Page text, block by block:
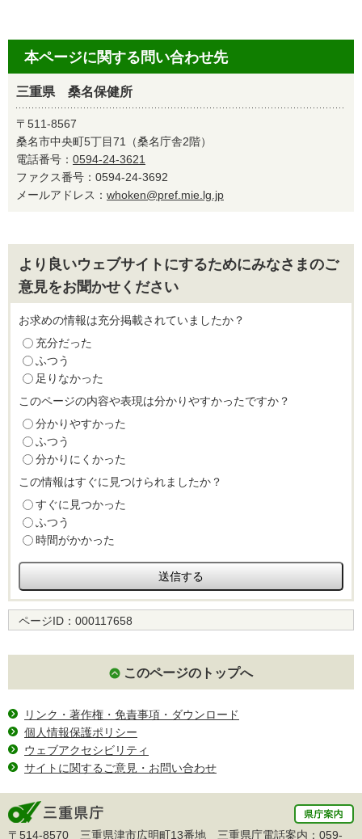
本ページに関する問い合わせ先
三重県 桑名保健所
〒511-8567
桑名市中央町5丁目71（桑名庁舎2階）
電話番号： 0594-24-3621
ファクス番号：0594-24-3692
メールアドレス： whoken@pref.mie.lg.jp
より良いウェブサイトにするためにみなさまのご
意見をお聞かせください
お求めの情報は充分掲載されていましたか？
充分だった
ふつう
足りなかった
このページの内容や表現は分かりやすかったですか？
分かりやすかった
ふつう
分かりにくかった
この情報はすぐに見つけられましたか？
すぐに見つかった
ふつう
時間がかかった
ページID： 000117658
このページのトップへ
リンク・著作権・免責事項・ダウンロード
個人情報保護ポリシー
ウェブアクセシビリティ
サイトに関するご意見・お問い合わせ
〒514-8570 三重県津市広明町13番地 三重県庁電話案内： 059-